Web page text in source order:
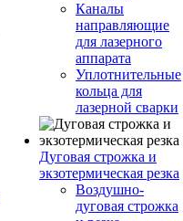
Каналы
направляющие
для лазерного
аппарата
Уплотнительные
кольца для
лазерной сварки
Дуговая строжка и
экзотермическая резка
Воздушно-
дуговая строжка